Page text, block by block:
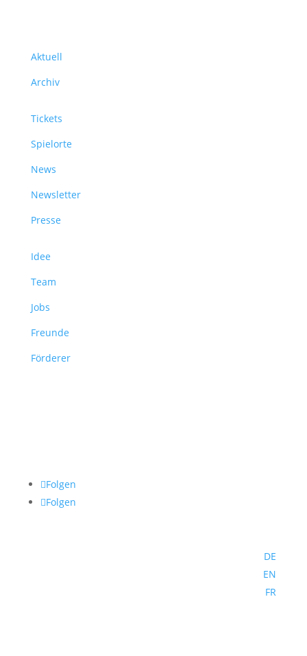
Aktuell
Archiv
Tickets
Spielorte
News
Newsletter
Presse
Idee
Team
Jobs
Freunde
Förderer
Folgen
Folgen
DE
EN
FR